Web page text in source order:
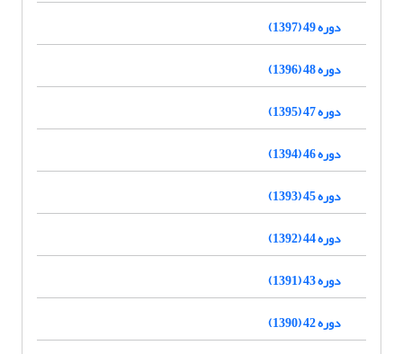
دوره 49 (1397)
دوره 48 (1396)
دوره 47 (1395)
دوره 46 (1394)
دوره 45 (1393)
دوره 44 (1392)
دوره 43 (1391)
دوره 42 (1390)